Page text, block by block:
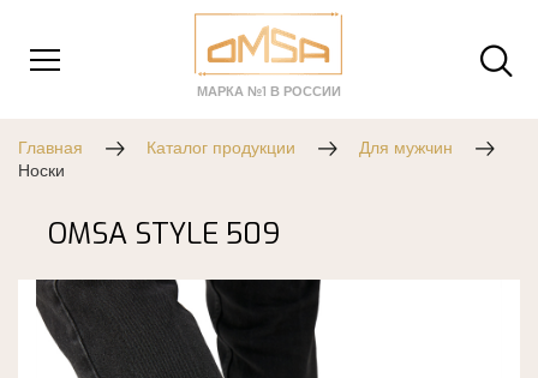
МАРКА №1 В РОССИИ
Главная Каталог продукции
Для мужчин
Носки
OMSA STYLE 509